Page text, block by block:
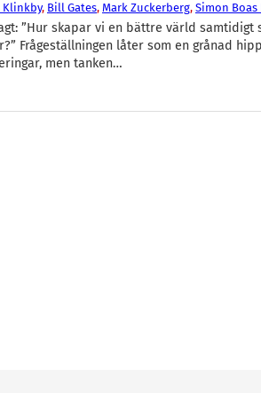
Klinkby, Bill Gates, Mark Zuckerberg, Simon Boas
”Hur skapar vi en bättre värld samtidigt
Frågeställningen låter som en grånad
men tanken…